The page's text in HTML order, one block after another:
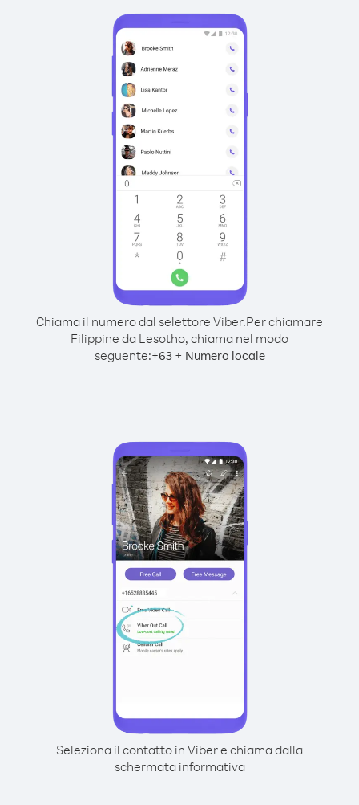
Chiama il numero dal selettore Viber.Per chiamare
Filippine da Lesotho, chiama nel modo
seguente:+63+ Numero locale
Seleziona il contatto in Viber e chiama dalla
schermata informativa